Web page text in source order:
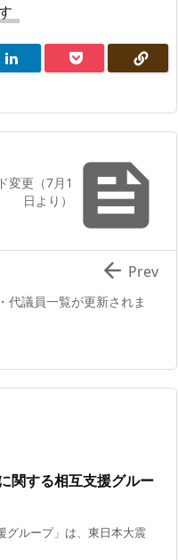

変更（7月1
日より）
代議員一覧が更新されま
 Prev
関する相互支援グルー
グループ」は、東日本大震